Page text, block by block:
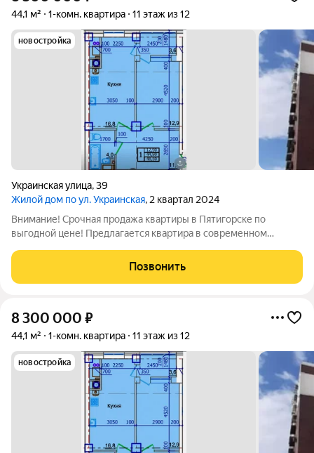
44,1 м² 1-комн. квартира 11 этаж из 12
новостройка
Украинская улица,39
Жилой дом по ул. Украинская, 2 квартал 2024
Внимание! Срочная продажа квартиры в Пятигорске по
выгодной цене! Предлагается квартира в современном
центре города. Дом уже сдан в 2024 году можно сразу
приступать к ремонту и переезжать.
Позвонить
8 300 000 ₽
44,1 м² 1-комн. квартира 11 этаж из 12
новостройка